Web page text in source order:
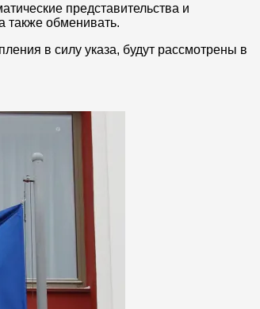
представительства и
также обменивать.
в силу указа, будут рассмотрены в